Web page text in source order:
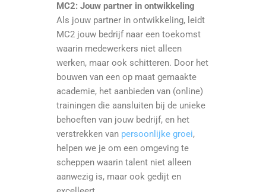
MC2: Jouw partner in ontwikkeling
Als jouw partner in ontwikkeling, leidt
MC2 jouw bedrijf naar een toekomst
waarin medewerkers niet alleen
werken, maar ook schitteren. Door het
bouwen van een op maat gemaakte
academie, het aanbieden van (online)
trainingen die aansluiten bij de unieke
behoeften van jouw bedrijf, en het
verstrekken van persoonlijke groei,
helpen we je om een omgeving te
scheppen waarin talent niet alleen
aanwezig is, maar ook gedijt en